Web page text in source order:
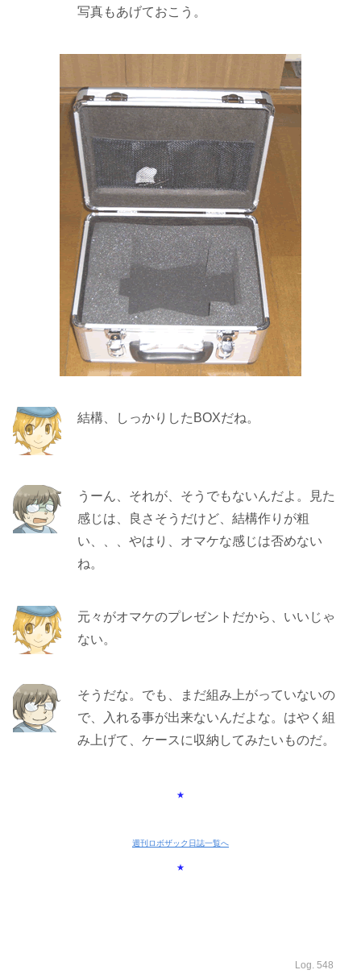
写真もあげておこう。
結構、しっかりしたBOXだね。
うーん、それが、そうでもないんだよ。見た
感じは、良さそうだけど、結構作りが粗
い、、、やはり、オマケな感じは否めない
ね。
元々がオマケのプレゼントだから、いいじゃ
ない。
そうだな。でも、まだ組み上がっていないの
で、入れる事が出来ないんだよな。はやく組
み上げて、ケースに収納してみたいものだ。
★
週刊ロボザック日誌一覧へ
★
Log. 548